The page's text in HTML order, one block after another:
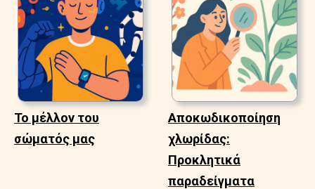
Το μέλλον του
σώματός μας
Αποκωδικοποίηση
χλωρίδας:
Προκλητικά
παραδείγματα